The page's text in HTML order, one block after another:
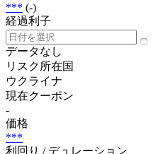
*** (-)
経過利子
データなし
リスク所在国
ウクライナ
現在クーポン
-
価格
***
利回り / デュレーション